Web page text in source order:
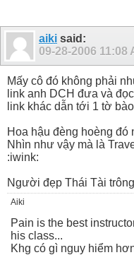
aiki said:
09-28-2006 11:08
Mấy cô đó không phải
link anh DCH đưa và
link khác dẫn tới 1 tờ
Hoa hậu đèng hoèng đó
Nhìn như vậy mà là
:iwink:
Người đẹp Thái Tài
Aiki
Pain is the best
his class...
Khg có gì nguy hiểm